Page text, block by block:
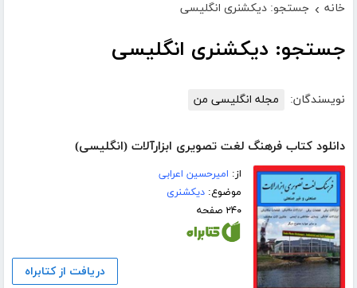
خانه › جستجو: دیکشنری انگلیسی
جستجو: دیکشنری انگلیسی
نویسندگان: مجله انگلیسی من
دانلود کتاب فرهنگ لغت تصویری ابزارآلات (انگلیسی)
از: امیرحسین اعرابی
موضوع:دیکشنری
۲۴۰ صفحه
دریافت از کتابراه